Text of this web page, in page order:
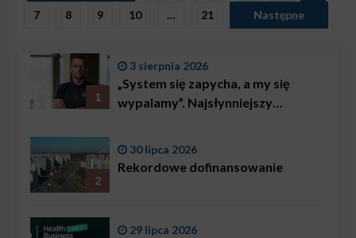
wpisów
7
8 9 10 … 21 Następne
1
3 sierpnia 2026
„System się zapycha, a my się
wypalamy”. Najsłynniejszy
problemem są nie tylko choroby
2
30 lipca 2026
Rekordowe dofinansowanie
29 lipca 2026